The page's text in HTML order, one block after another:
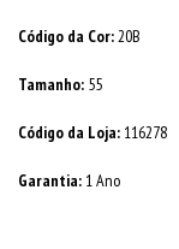
Código da Cor: 20B
Tamanho: 55
Código da Loja: 116278
Garantia: 1 Ano